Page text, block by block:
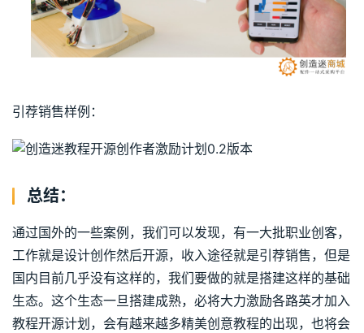
引荐销售样例：
总结：
通过国外的一些案例，我们可以发现，有一大批职业创客，
工作就是设计创作然后开源，收入途径就是引荐销售，但是
国内目前几乎没有这样的，我们要做的就是搭建这样的基础
生态。这个生态一旦搭建成熟，必将大力激励各路英才加入
教程开源计划，会有越来越多精美创意教程的出现，也将会